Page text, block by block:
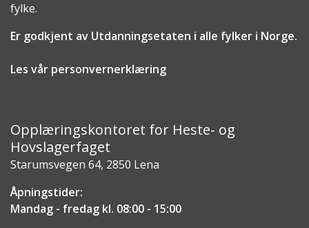
fylke.
Er godkjent av Utdanningsetaten i alle fylker i Norge.
Les vår personvernerklæring
Opplæringskontoret for Heste- og
Hovslagerfaget
Starumsvegen 64, 2850 Lena
Åpningstider:
Mandag - fredag kl. 08:00 - 15:00